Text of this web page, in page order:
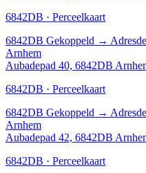
6842DB · Perceelkaart
6842DB Gekoppeld →
Arnhem
Aubadepad 40, 6842DB
6842DB · Perceelkaart
6842DB Gekoppeld →
Arnhem
Aubadepad 42, 6842DB
6842DB · Perceelkaart